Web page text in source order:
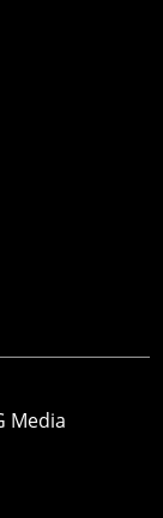
Media